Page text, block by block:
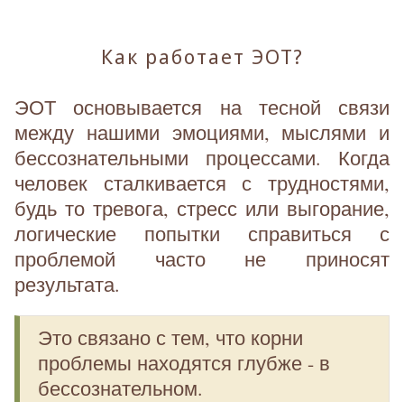
Как работает ЭОТ?
ЭОТ основывается на тесной связи
между нашими эмоциями, мыслями и
бессознательными процессами. Когда
человек сталкивается с трудностями,
будь то тревога, стресс или выгорание,
логические попытки справиться с
проблемой часто не приносят
результата.
Это связано с тем, что корни
проблемы находятся глубже - в
бессознательном.